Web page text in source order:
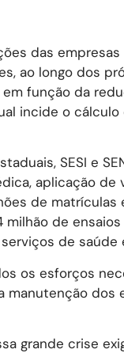
das empresas
ao longo dos
função da
incide o
SESI e
aplicação de
de matrículas
de
de saúde
os esforços
dos
grande crise